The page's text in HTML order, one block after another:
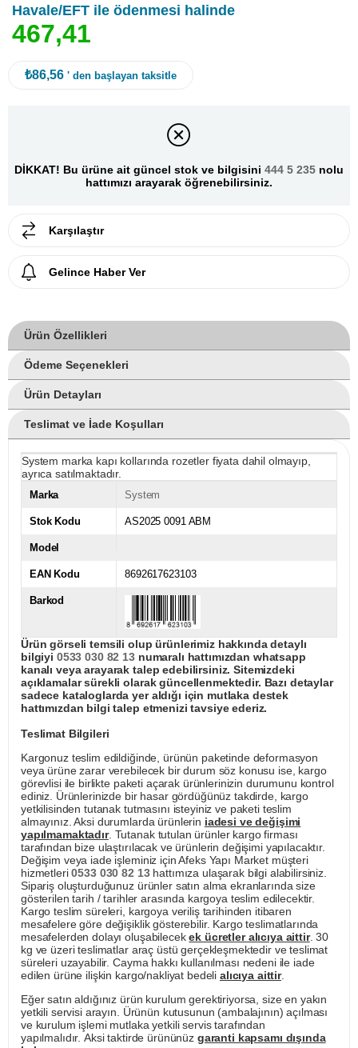
Havale/EFT ile ödenmesi halinde
467,41
₺86,56 ' den başlayan taksitle
DİKKAT! Bu ürüne ait güncel stok ve bilgisini 444 5 235 nolu
hattımızı arayarak öğrenebilirsiniz.
Karşılaştır
Gelince Haber Ver
Ürün Özellikleri
Ödeme Seçenekleri
Ürün Detayları
Teslimat ve İade Koşulları
System marka kapı kollarında rozetler fiyata dahil olmayıp,
ayrıca satılmaktadır.
Marka System
Stok Kodu AS2025 0091 ABM
Model
EAN Kodu 8692617623103
Barkod
Ürün görseli temsili olup ürünlerimiz hakkında detaylı
bilgiyi 0533 030 82 13numaralı hattımızdan whatsapp
kanalı veya arayarak talep edebilirsiniz. Sitemizdeki
açıklamalar sürekli olarak güncellenmektedir. Bazı detaylar
sadece kataloglarda yer aldığı için mutlaka destek
hattımızdan bilgi talep etmenizi tavsiye ederiz.
Teslimat Bilgileri
Kargonuz teslim edildiğinde, ürünün paketinde deformasyon
veya ürüne zarar verebilecek bir durum söz konusu ise, kargo
görevlisi ile birlikte paketi açarak ürünlerinizin durumunu kontrol
ediniz. Ürünlerinizde bir hasar gördüğünüz takdirde, kargo
yetkilisinden tutanak tutmasını isteyiniz ve paketi teslim
almayınız. Aksi durumlarda ürünlerin iadesi ve değişimi
yapılmamaktadır. Tutanak tutulan ürünler kargo firması
tarafından bize ulaştırılacak ve ürünlerin değişimi yapılacaktır.
Değişim veya iade işleminiz için Afeks Yapı Market müşteri
hizmetleri0533 030 82 13hattımıza ulaşarak bilgi alabilirsiniz.
Sipariş oluşturduğunuz ürünler satın alma ekranlarında size
gösterilen tarih / tarihler arasında kargoya teslim edilecektir.
Kargo teslim süreleri, kargoya veriliş tarihinden itibaren
mesafelere göre değişiklik gösterebilir. Kargo teslimatlarında
mesafelerden dolayı oluşabilecekek ücretler alıcıya aittir. 30
kg ve üzeri teslimatlar araç üstü gerçekleşmektedir ve teslimat
süreleri uzayabilir. Cayma hakkı kullanılması nedeni ile iade
edilen ürüne ilişkin kargo/nakliyat bedeli alıcıya aittir.
Eğer satın aldığınız ürün kurulum gerektiriyorsa, size en yakın
yetkili servisi arayın. Ürünün kutusunun (ambalajının) açılması
ve kurulum işlemi mutlaka yetkili servis tarafından
yapılmalıdır. Aksi taktirde ürününüz garanti kapsamı dışında